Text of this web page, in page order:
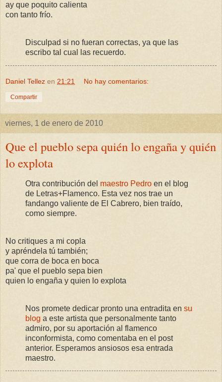
ay que poquito calienta
con tanto frío.
Disculpad si no fueran correctas, ya que las
escribo tal cual las recuerdo.
Daniel Tellez en 21:21 No hay comentarios:
Compartir
viernes, 1 de enero de 2010
Que el pueblo sepa quién lo engaña y quién
lo explota
Otra contribución del maestro Pedro en el blog
de Letras+Flamenco. Esta vez nos trae un
fandango valiente de El Cabrero, bien traído,
como siempre.
No critiques a mi copla
y apréndela tú también;
que corra de boca en boca
pa' que el pueblo sepa bien
quien lo engaña y quien lo explota
Nos promete dedicar pronto una entradita en su
blog a este artista que personalmente tanto
admiro, por su aportación al flamenco
inconformista, como comentaba en el post
anterior. Esperamos ansiosos esa entrada
maestro.